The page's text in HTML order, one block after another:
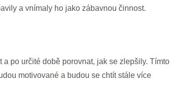
a vnímaly ho jako zábavnou činnost.
po určité době porovnat, jak se zlepšily. Tímto
motivované a budou se chtít stále více